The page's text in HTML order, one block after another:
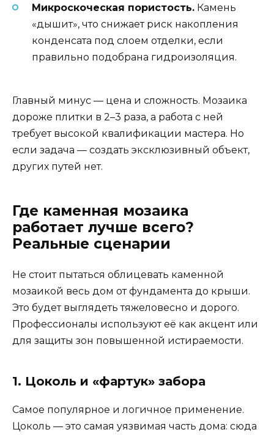
Микроскоческая пористость. Камень
«дышит», что снижает риск накопления
конденсата под слоем отделки, если
правильно подобрана гидроизоляция.
Главный минус — цена и сложность. Мозаика
дороже плитки в 2–3 раза, а работа с ней
требует высокой квалификации мастера. Но
если задача — создать эксклюзивный объект,
других путей нет.
Где каменная мозаика
работает лучше всего?
Реальные сценарии
Не стоит пытаться облицевать каменной
мозаикой весь дом от фундамента до крыши.
Это будет выглядеть тяжеловесно и дорого.
Профессионалы используют её как акцент или
для защиты зон повышенной истираемости.
1. Цоколь и «фартук» забора
Самое популярное и логичное применение.
Цоколь — это самая уязвимая часть дома: сюда